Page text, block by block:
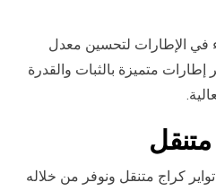
الإطارات لتحسين معدل
إطارات متميزة بالثبات والقدرة
متنقل
كراج متنقل ونوفر من خلاله